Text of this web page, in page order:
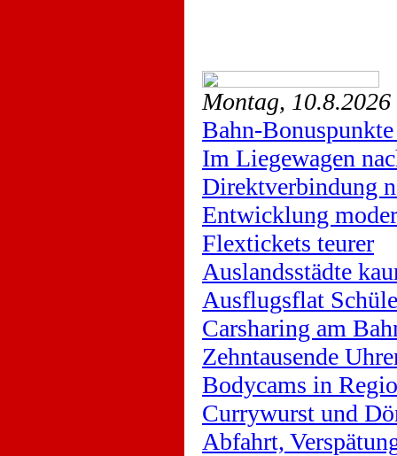
Montag, 10.8.2026
Bahn-
Im Liegewagen
Direktverbindung
Entwicklung
Flextickets teurer
Auslandsstädte
Ausflugsflat
Carsharing am
Zehntausende
Bodycams in
Currywurst und
Abfahrt,